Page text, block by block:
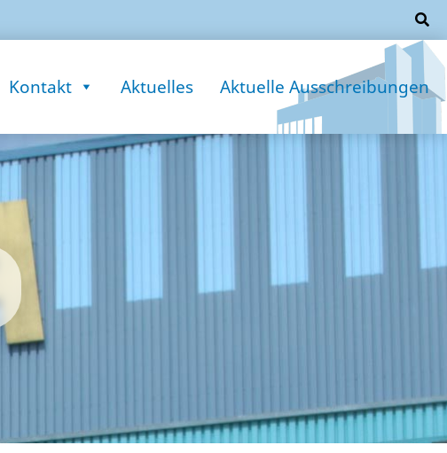
Kontakt Aktuelles Aktuelle Ausschreibungen